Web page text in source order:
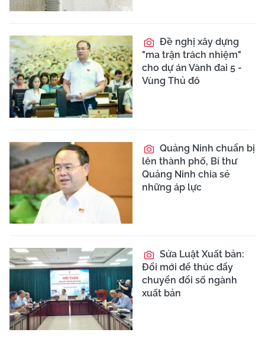
Đề nghị xây dựng
"ma trận trách nhiệm"
cho dự án Vành đai 5 -
Vùng Thủ đô
Quảng Ninh chuẩn bị
lên thành phố, Bí thư
Quảng Ninh chia sẻ
những áp lực
Sửa Luật Xuất bản:
Đổi mới để thúc đẩy
chuyển đổi số ngành
xuất bản